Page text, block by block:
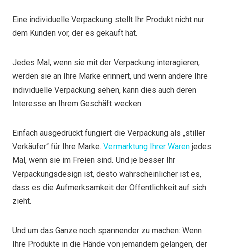
Eine individuelle Verpackung stellt Ihr Produkt nicht nur
dem Kunden vor, der es gekauft hat.
Jedes Mal, wenn sie mit der Verpackung interagieren,
werden sie an Ihre Marke erinnert, und wenn andere Ihre
individuelle Verpackung sehen, kann dies auch deren
Interesse an Ihrem Geschäft wecken.
Einfach ausgedrückt fungiert die Verpackung als „stiller
Verkäufer“ für Ihre Marke. Vermarktung Ihrer Waren jedes
Mal, wenn sie im Freien sind. Und je besser Ihr
Verpackungsdesign ist, desto wahrscheinlicher ist es,
dass es die Aufmerksamkeit der Öffentlichkeit auf sich
zieht.
Und um das Ganze noch spannender zu machen: Wenn
Ihre Produkte in die Hände von jemandem gelangen, der